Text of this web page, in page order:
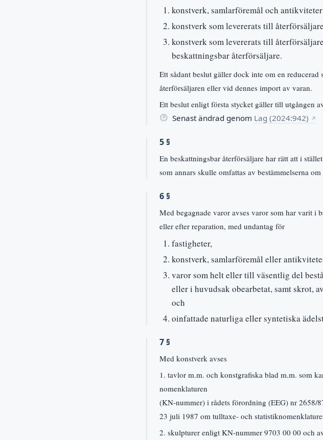
konstverk, samlarföremål och
konstverk som levererats till
konstverk som levererats till
beskattningsbar återförsäljare.
Ett sådant beslut gäller dock inte om en
återförsäljaren eller vid dennes import av varan.
Ett beslut enligt första stycket gäller till utgången
Senast ändrad genom Lag (2024:942) ↗
5 §
En beskattningsbar återförsäljare har rätt att i
som annars skulle omfattas av bestämmelserna
6 §
Med begagnade varor avses varor som har varit
eller efter reparation, med undantag för
fastigheter,
konstverk, samlarföremål eller
varor som helt eller till väsentlig del
eller i huvudsak obearbetat, samt skrot,
och
oinfattade naturliga eller syntetiska
7 §
Med konstverk avses
1. tavlor m.m. och konstgrafiska blad m.m. som
nomenklaturen
(KN-nummer) i rådets förordning (EEG) nr 2658/
23 juli 1987 om tulltaxe- och
2. skulpturer enligt KN-nummer 9703 00 00 och